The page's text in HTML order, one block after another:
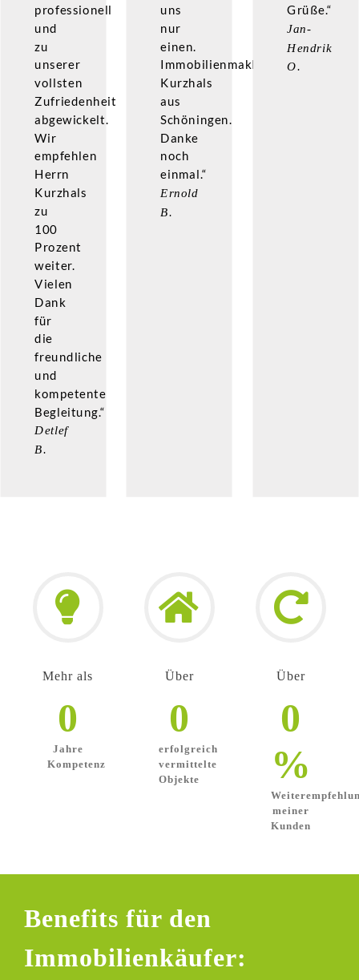
professionell
und
zu
unserer
vollsten
Zufriedenheit
abgewickelt.
Wir
empfehlen
Herrn
Kurzhals
zu
100
Prozent
weiter.
Vielen
Dank
für
die
freundliche
und
kompetente
Begleitung.“
Detlef
B.
uns
nur
einen.
Immobilienmakler
Kurzhals
aus
Schöningen.
Danke
noch
einmal.“
Ernold
B.
Grüße.“
Jan-
Hendrik
O.
Mehr als
0
Jahre
Kompetenz
Über
0
erfolgreich
vermittelte
Objekte
Über
0
%
meiner
Kunden
Benefits für den
Immobilienkäufer: